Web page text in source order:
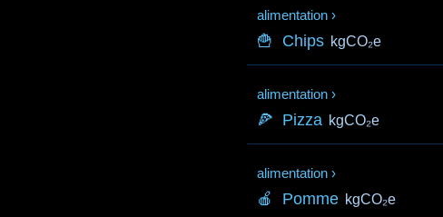
alimentation ›
🍟 Chips kgCO₂e
alimentation ›
🍕 Pizza kgCO₂e
alimentation ›
🍎 Pomme kgCO₂e